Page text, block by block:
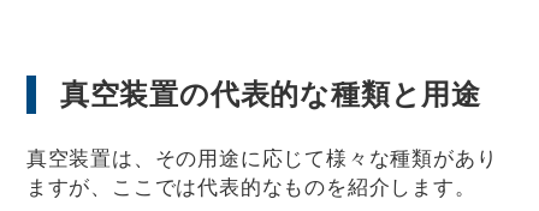
真空装置の代表的な種類と用途
真空装置は、その用途に応じて様々な種類があり
ますが、ここでは代表的なものを紹介します。